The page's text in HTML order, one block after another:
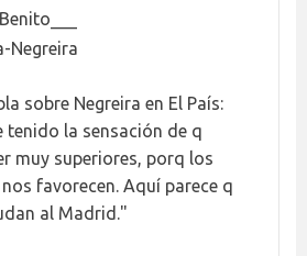
Negreira
sobre Negreira en El País:
tenido la sensación de q
muy superiores, porq los
favorecen. Aquí parece q
al Madrid."